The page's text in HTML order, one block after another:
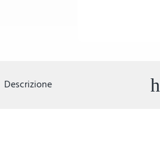
Descrizione